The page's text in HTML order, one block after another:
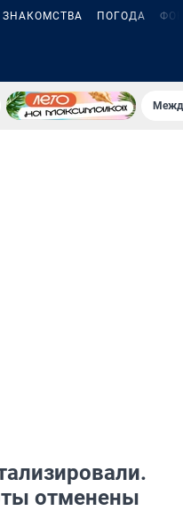
ЗНАКОМСТВА ПОГОДА
отменены